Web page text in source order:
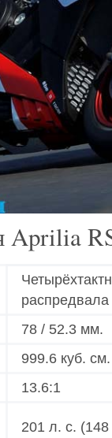
78 / 52.3 мм.
999.6 куб. см.
13.6:1
201 л. с.